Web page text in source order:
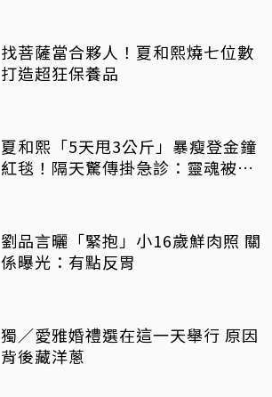
找菩薩當合夥人！夏和熙燒七位數
打造超狂保養品
夏和熙「5天甩3公斤」暴瘦登金鐘
紅毯！隔天驚傳掛急診：靈魂被抽
劉品言曬「緊抱」小16歲鮮肉照 關
係曝光：有點反胃
獨／愛雅婚禮選在這一天舉行 原因
背後藏洋蔥